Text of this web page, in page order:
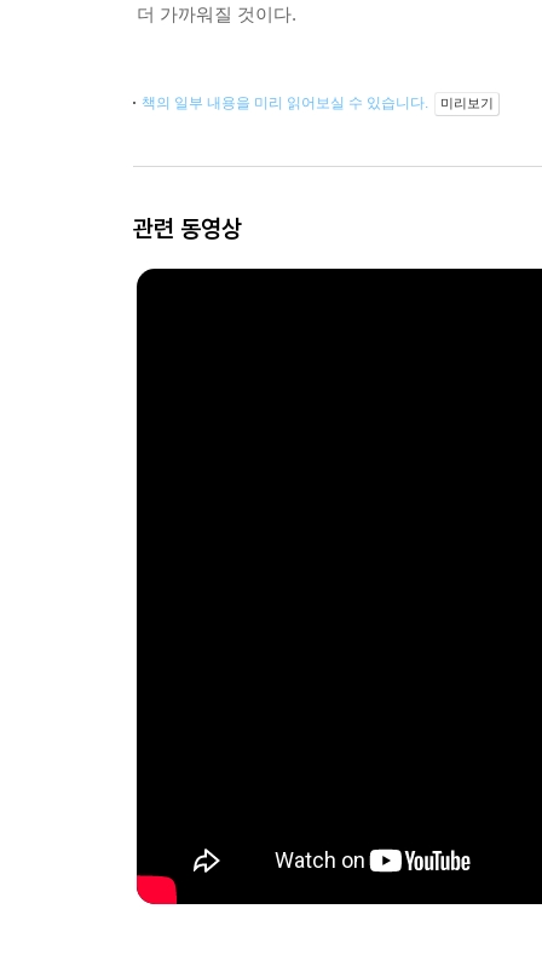
더 가까워질 것이다.
책의 일부 내용을 미리 읽어보실 수 있습니다. 미리보기
관련 동영상